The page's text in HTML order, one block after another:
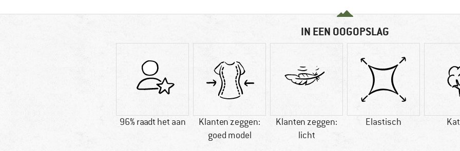
IN EEN OOGOPSLAG
96% raadt het aan
Klanten zeggen:
goed model
Klanten zeggen:
licht
Elastisch